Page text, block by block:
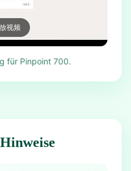
视频
für Pinpoint 700.